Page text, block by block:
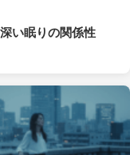
い眠りの関係性